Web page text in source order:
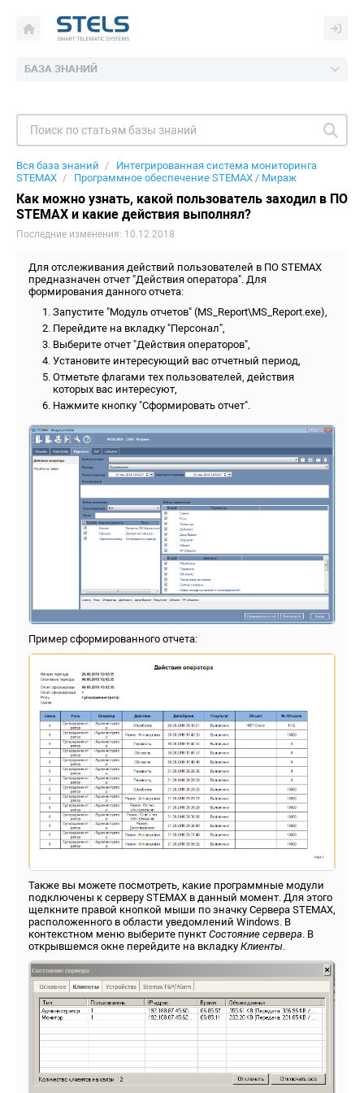
БАЗА ЗНАНИЙ
Вся база знаний
Интегрированная система мониторинга
STEMAX
Программное обеспечение STEMAX / Мираж
Как можно узнать, какой пользователь заходил в ПО
STEMAX и какие действия выполнял?
Последние изменения: 10.12.2018
Для отслеживания действий пользователей в ПО STEMAX
предназначен отчет "Действия оператора". Для
формирования данного отчета:
Запустите "Модуль отчетов" (MS_Report\MS_Report.exe),
Перейдите на вкладку "Персонал",
Выберите отчет "Действия операторов",
Установите интересующий вас отчетный период,
Отметьте флагами тех пользователей, действия
которых вас интересуют,
Нажмите кнопку "Сформировать отчет".
Пример сформированного отчета:
Также вы можете посмотреть, какие программные модули
подключены к серверу STEMAX в данный момент. Для этого
щелкните правой кнопкой мыши по значку Сервера STEMAX,
расположенного в области уведомлений Windows. В
контекстном меню выберите пункт Состояние сервера . В
открывшемся окне перейдите на вкладку Клиенты